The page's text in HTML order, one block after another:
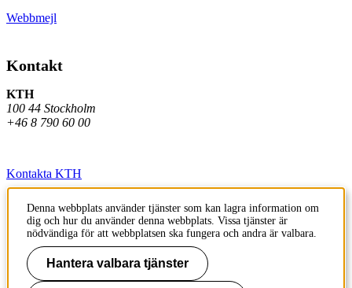
Webbmejl
Kontakt
KTH
100 44 Stockholm
+46 8 790 60 00
Kontakta KTH
Jobba på KTH
Press och media
Faktura och betalning KTH
Denna webbplats använder tjänster som kan lagra information om
dig och hur du använder denna webbplats. Vissa tjänster är
nödvändiga för att webbplatsen ska fungera och andra är valbara.
Hantera valbara tjänster